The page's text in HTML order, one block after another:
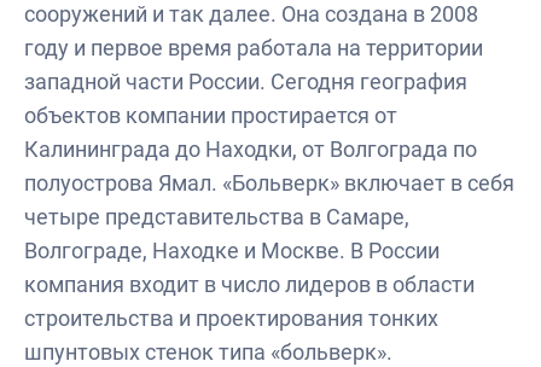
сооружений и так далее. Она создана в 2008
году и первое время работала на территории
западной части России. Сегодня география
объектов компании простирается от
Калининграда до Находки, от Волгограда по
полуострова Ямал. «Больверк» включает в себя
четыре представительства в Самаре,
Волгограде, Находке и Москве. В России
компания входит в число лидеров в области
строительства и проектирования тонких
шпунтовых стенок типа «больверк».